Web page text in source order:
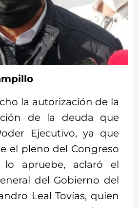
la autorización de la
de la deuda que
Ejecutivo, ya que
el pleno del Congreso
lo apruebe, aclaró el
del Gobierno del
Leal Tovías, quien